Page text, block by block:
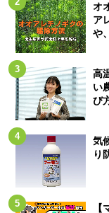
オ
ア
や
高
い
び
気
り